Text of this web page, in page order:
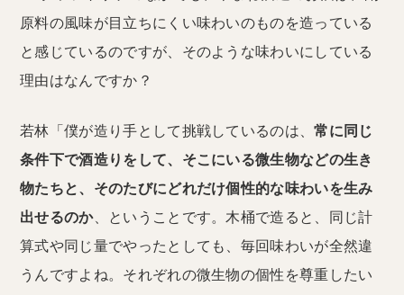
原料の風味が目立ちにくい味わいのものを造っている
と感じているのですが、そのような味わいにしている
理由はなんですか？
若林「僕が造り手として挑戦しているのは、常に同じ
条件下で酒造りをして、そこにいる微生物などの生き
物たちと、そのたびにどれだけ個性的な味わいを生み
出せるのか、ということです。木桶で造ると、同じ計
算式や同じ量でやったとしても、毎回味わいが全然違
うんですよね。それぞれの微生物の個性を尊重したい